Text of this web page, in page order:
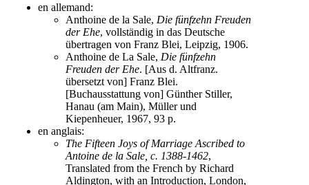
en allemand:
Anthoine de la Sale, Die fünfzehn Freuden
der Ehe, vollständig in das Deutsche
übertragen von Franz Blei, Leipzig, 1906.
Anthoine de La Sale, Die fünfzehn
Freuden der Ehe. [Aus d. Altfranz.
übersetzt von] Franz Blei.
[Buchausstattung von] Günther Stiller,
Hanau (am Main), Müller und
Kiepenheuer, 1967, 93 p.
en anglais:
The Fifteen Joys of Marriage Ascribed to
Antoine de la Sale, c. 1388-1462,
Translated from the French by Richard
Aldington, with an Introduction, London,